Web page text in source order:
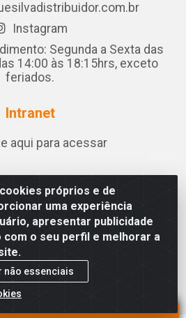
próprios e de
uma experiência
apresentar publicidade
o seu perfil e melhorar a
não essenciais
Instagram
Segunda a Sexta das
14:00 às 18:15hrs, exceto
feriados.
Intranet
aqui para acessar
Jose de Souza Leite, 265 -
das Flores/AL - CEP 57.442-000 -
04.790.656/0001-06